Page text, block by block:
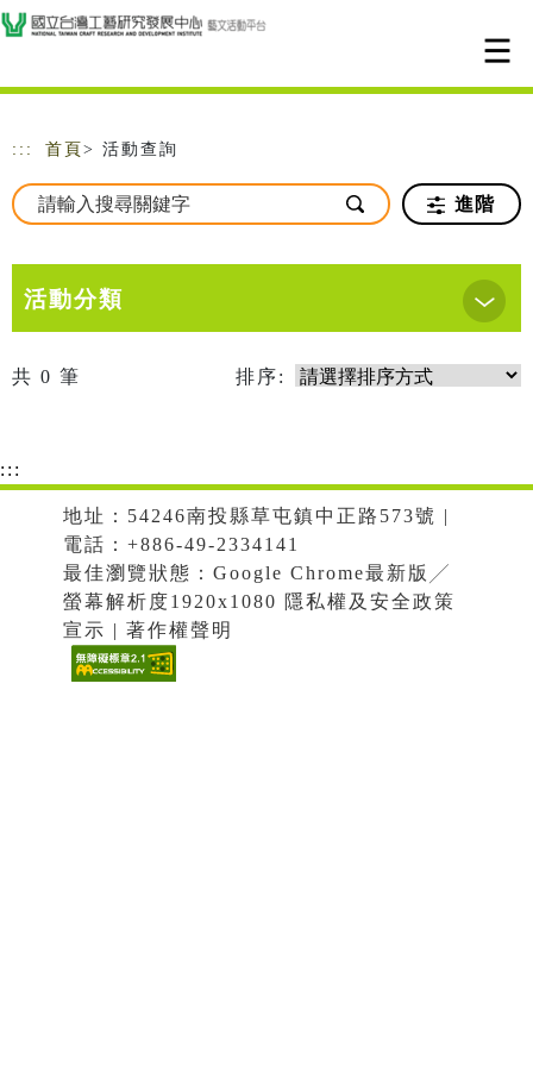
跳到主要內容
網站導覽
::: 首頁 > 活動查詢
進階
活動分類
共 0 筆 排序:
:::
地址：54246南投縣草屯鎮中正路573號 |
電話：+886-49-2334141
最佳瀏覽狀態：Google Chrome最新版╱
螢幕解析度1920x1080 隱私權及安全政策
宣示 | 著作權聲明